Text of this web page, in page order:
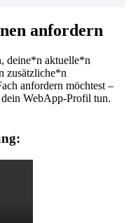
anfordern
, deine*n aktuelle*n
zusätzliche*n
anfordern möchtest –
dein WebApp-Profil tun.
: